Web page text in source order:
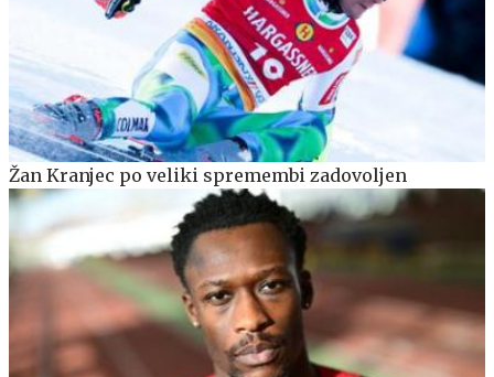
Žan Kranjec po veliki spremembi zadovoljen